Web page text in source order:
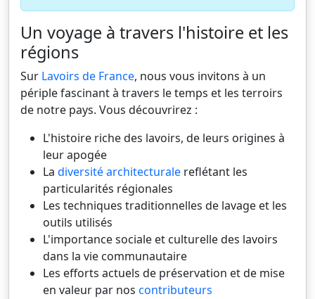
Un voyage à travers l'histoire et les
régions
Sur Lavoirs de France, nous vous invitons à un
périple fascinant à travers le temps et les terroirs
de notre pays. Vous découvrirez :
L'histoire riche des lavoirs, de leurs origines à
leur apogée
La diversité architecturale reflétant les
particularités régionales
Les techniques traditionnelles de lavage et les
outils utilisés
L'importance sociale et culturelle des lavoirs
dans la vie communautaire
Les efforts actuels de préservation et de mise
en valeur par nos contributeurs